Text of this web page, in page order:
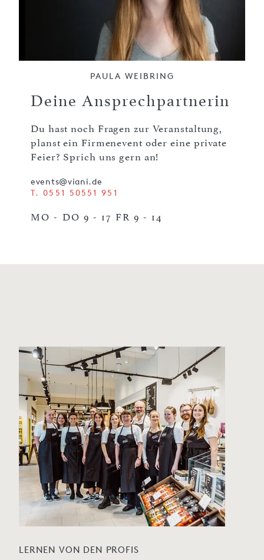
PAULA WEIBRING
Deine Ansprechpartnerin
Du hast noch Fragen zur Veranstaltung,
planst ein Firmenevent oder eine private
Feier? Sprich uns gern an!
events@viani.de
T. 0551 50551 951
MO - DO 9 - 17 FR 9 - 14
LERNEN VON DEN PROFIS